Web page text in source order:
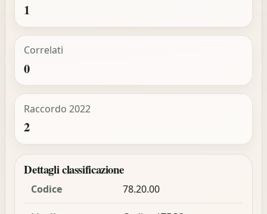
1
Correlati
0
Raccordo 2022
2
Dettagli classificazione
Codice 78.20.00